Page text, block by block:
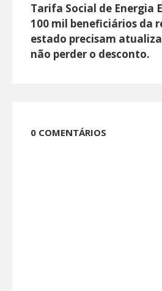
Tarifa Social de Energia
100 mil beneficiários da
estado precisam
não perder o desconto.
0 COMENTÁRIOS